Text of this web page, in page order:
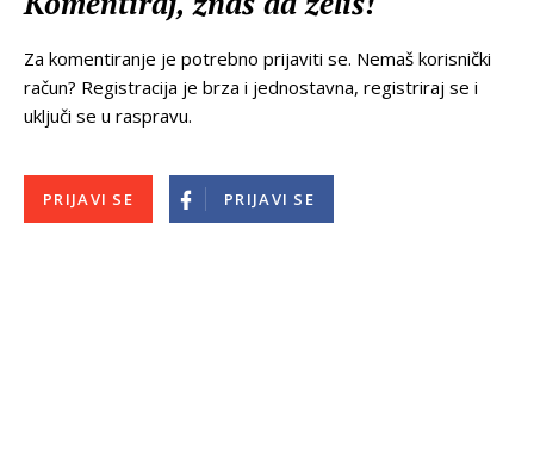
Za komentiranje je potrebno prijaviti se. Nemaš korisnički
račun? Registracija je brza i jednostavna, registriraj se i
uključi se u raspravu.
PRIJAVI SE PRIJAVI SE